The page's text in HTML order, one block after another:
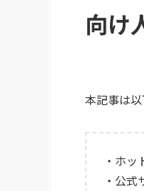
向け
本記事は
・ホ
・公